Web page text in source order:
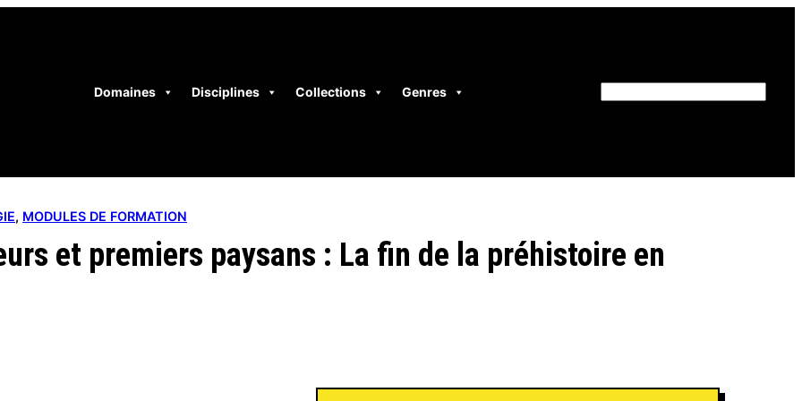
Domaines Disciplines Collections Genres
, MODULES DE FORMATION
et premiers paysans : La fin de la préhistoire en